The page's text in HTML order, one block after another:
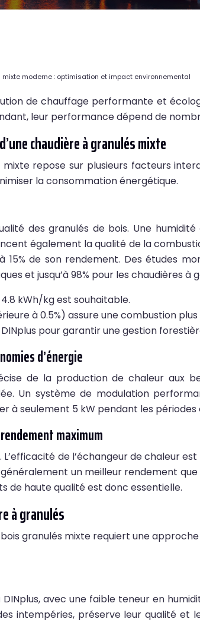
moderne : optimisation et impact environnemental
de chauffage performante et
leur performance dépend de
chaudière à granulés mixte
repose sur plusieurs facteurs
la consommation énergétique.
des granulés de bois. Une
également la qualité de la
15% de son rendement. Des études
et jusqu’à 98% pour les chaudières
kWh/kg est souhaitable.
à 0.5%) assure une combustion
pour garantir une gestion
d’énergie
de la production de chaleur aux
Un système de modulation
à seulement 5 kW pendant les
maximum
de l’échangeur de chaleur
un meilleur rendement
de haute qualité est donc essentielle.
à granulés
granulés mixte requiert une
avec une faible teneur en
intempéries, préserve leur qualité et